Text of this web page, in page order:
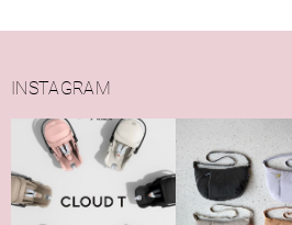
INSTAGRAM